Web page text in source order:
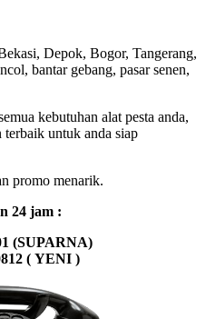
Depok, Bogor, Tangerang,
bantar gebang, pasar senen,
kebutuhan alat pesta anda,
untuk anda siap
promo menarik.
24 jam :
(SUPARNA)
( YENI )